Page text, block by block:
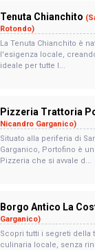
Tenuta Chianchito
Rotondo)
La Tenuta Chianchito è
l'esigenza locale,
ideale per tutte l...
Pizzeria Trattoria
Nicandro Garganico)
Situato alla periferia di
Garganico, Portofino è
Pizzeria che si avvale d...
Borgo Antico La
Garganico)
Scopri tutti i segreti della
culinaria locale, senza